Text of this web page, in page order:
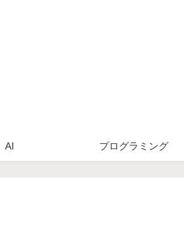
AI プログラミング